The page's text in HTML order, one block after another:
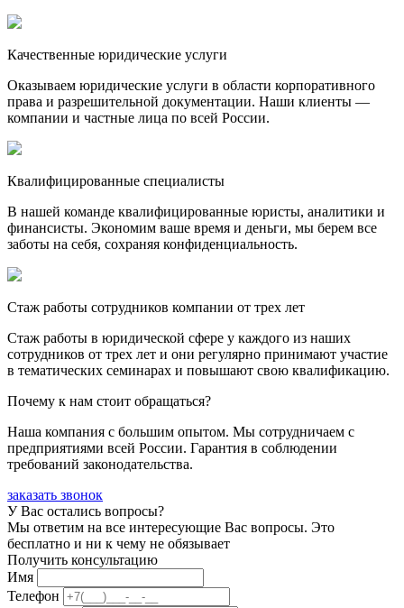
Качественные юридические услуги
Оказываем юридические услуги в области корпоративного
права и разрешительной документации. Наши клиенты —
компании и частные лица по всей России.
Квалифицированные специалисты
В нашей команде квалифицированные юристы, аналитики и
финансисты. Экономим ваше время и деньги, мы берем все
заботы на себя, сохраняя конфиденциальность.
Стаж работы сотрудников компании от трех лет
Стаж работы в юридической сфере у каждого из наших
сотрудников от трех лет и они регулярно принимают участие
в тематических семинарах и повышают свою квалификацию.
Почему к нам стоит обращаться?
Наша компания с большим опытом. Мы сотрудничаем с
предприятиями всей России. Гарантия в соблюдении
требований законодательства.
заказать звонок
У Вас остались вопросы?
Мы ответим на все интересующие Вас вопросы. Это
бесплатно и ни к чему не обязывает
Получить консультацию
Имя
Телефон